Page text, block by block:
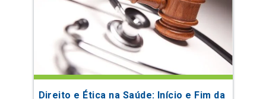
Direito e Ética na Saúde: Início e Fim da